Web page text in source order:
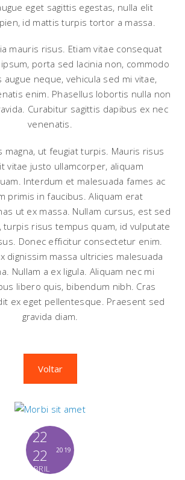
eget sagittis egestas, nulla elit
id mattis turpis tortor a massa.
mauris risus. Etiam vitae consequat
porta sed lacinia non, commodo
augue neque, vehicula sed mi vitae,
enim. Phasellus lobortis nulla non
Curabitur sagittis dapibus ex nec
venenatis.
magna, ut feugiat turpis. Mauris risus
vitae justo ullamcorper, aliquam
Interdum et malesuada fames ac
primis in faucibus. Aliquam erat
ut ex massa. Nullam cursus, est sed
turpis risus tempus quam, id vulputate
Donec efficitur consectetur enim.
dignissim massa ultricies malesuada
Nullam a ex ligula. Aliquam nec mi
libero quis, bibendum nibh. Cras
ex eget pellentesque. Praesent sed
gravida diam.
Voltar
22
22
ABRIL
2019